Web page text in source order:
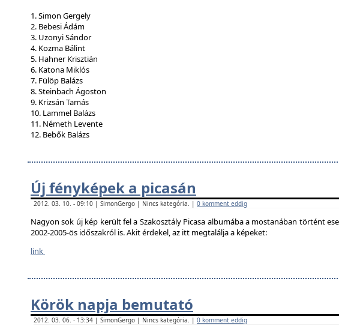
1. Simon Gergely
2. Bebesi Ádám
3. Uzonyi Sándor
4. Kozma Bálint
5. Hahner Krisztián
6. Katona Miklós
7. Fülöp Balázs
8. Steinbach Ágoston
9. Krizsán Tamás
10. Lammel Balázs
11. Németh Levente
12. Bebők Balázs
Új fényképek a picasán
2012. 03. 10. - 09:10 | SimonGergo | Nincs kategória. | 0 komment eddig
Nagyon sok új kép került fel a Szakosztály Picasa albumába a mostanában történt
2002-2005-ös időszakról is. Akit érdekel, az itt megtalálja a képeket:
link
Körök napja bemutató
2012. 03. 06. - 13:34 | SimonGergo | Nincs kategória. | 0 komment eddig